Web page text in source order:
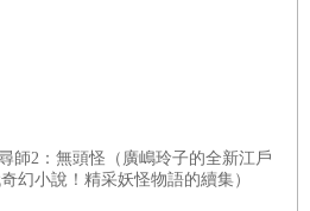
遭殺害，陷入如此悲慘的命運，
刻產生疑問。況且就算狸貓真的
云云，在這個場合無法說服人。
在正義的一方。就算做不到也該
面採取行動才對。如果雙方的力
師2：無頭怪（廣嶋玲子的全新江戶
幻小說！精采妖怪物語的續集）